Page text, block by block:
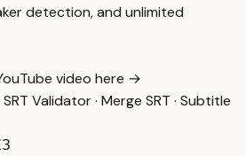
detection, and unlimited
video here →
SRT Validator· Merge SRT · Subtitle